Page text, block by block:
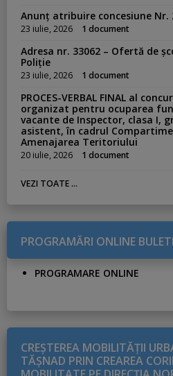
Anunț atribuire concesiune Nr.
23 iulie, 2026 1 document
Adresa nr. 33062 – Ofertă de
Poliție
23 iulie, 2026 1 document
PROCES-VERBAL FINAL al
organizat pentru ocuparea
vacante de Inspector, clasa I,
asistent, în cadrul
Amenajarea Teritoriului
20 iulie, 2026 1 document
VEZI TOATE ...
PROGRAMĂRI ONLINE
PROGRAMARE ONLINE
CREŞTEREA MOBILITĂŢII
TĂŞNAD PRIN CREAREA